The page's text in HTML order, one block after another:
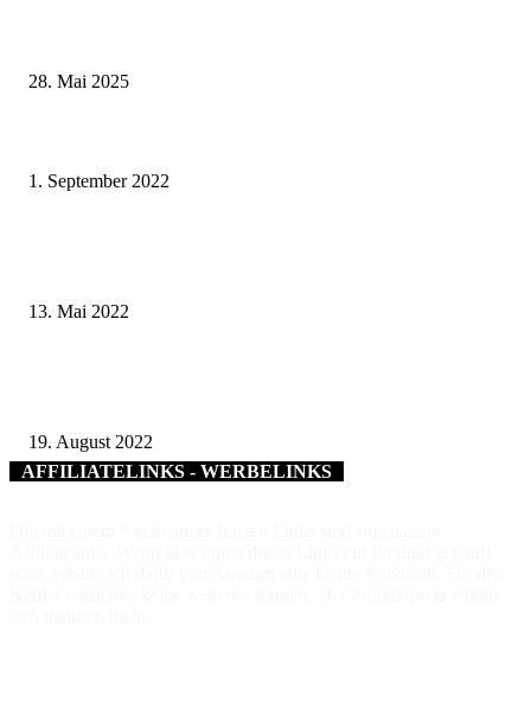
28. Mai 2025
1. September 2022
13. Mai 2022
19. August 2022
AFFILIATELINKS - WERBELINKS